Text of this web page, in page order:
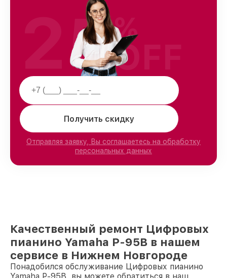
Получить скидку
Отправляя заявку, Вы соглашаетесь на обработку
персональных данных
25%
OFF
Качественный ремонт Цифровых
пианино Yamaha P-95B в нашем
сервисе в Нижнем Новгороде
Понадобился обслуживание Цифровых пианино